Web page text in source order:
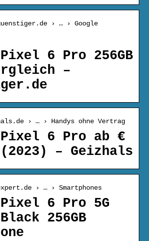
› … › Google
6 Pro 256GB
–
› … › Handys ohne Vertrag
Pixel 6 Pro ab €
– Geizhals
› … › Smartphones
Pixel 6 Pro 5G
256GB